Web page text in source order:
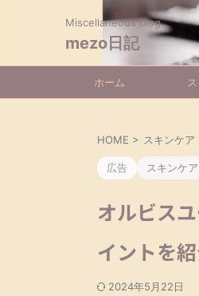
Miscellaneous blog
mezo日記
ホーム
HOME > スキンケア
広告 スキンケア
オルビス
イントを
2024年5月22日